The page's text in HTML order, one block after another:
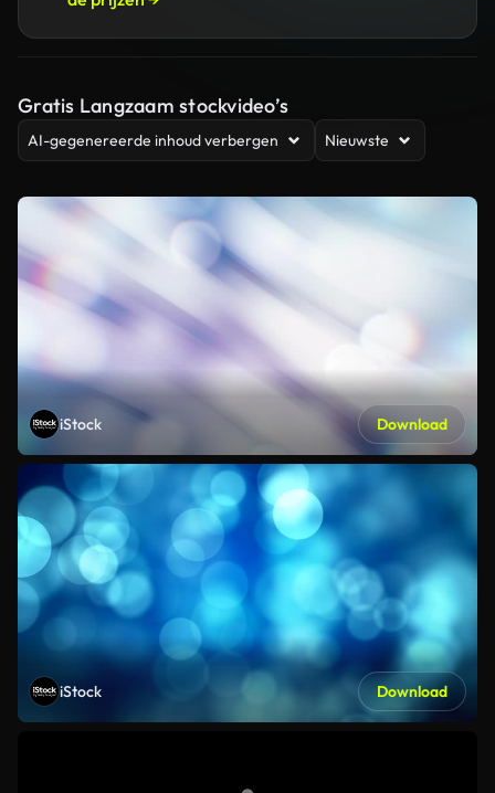
Gratis Langzaam stockvideo’s
AI-gegenereerde inhoud verbergen Nieuwste
iStock Download
iStock Download